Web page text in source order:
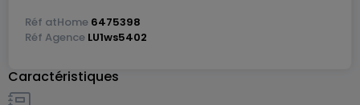
design de bureaux privatifs, de salles de réunion
confortables.
Le 53 boulevard Royal jouit d'un emplacement au
Réf atHome 6475398
Réf Agence LU1ws5402
Caractéristiques